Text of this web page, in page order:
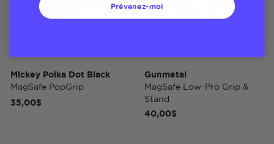
Mickey Polka Dot Black
MagSafe PopGrip
35,00$
Gunmetal
MagSafe Low-Pro Grip &
Stand
40,00$
Prévenez-moi